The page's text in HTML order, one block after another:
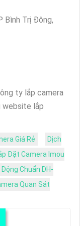
Bình Trị Đông,
ty lắp camera
website lắp
Giá Rẻ
Dịch
Đặt Camera Imou
Chuẩn DH-
Quan Sát